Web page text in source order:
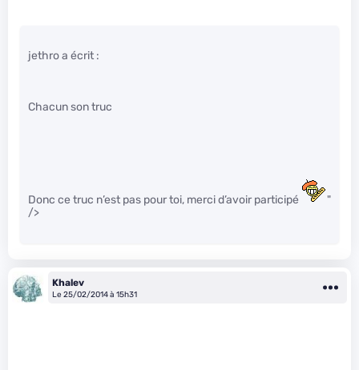
jethro a écrit :
Chacun son truc
Donc ce truc n’est pas pour toi, merci d’avoir participé
"
/>
Khalev
Le 25/02/2014 à 15h31